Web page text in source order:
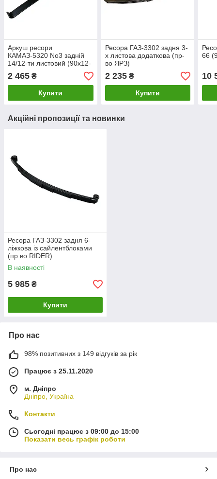
Аркуш ресори
КАМАЗ-5320 No3 задній
14/12-ти листовий (90х12-
1440) (пр.во ЯРЗ)
2 465 ₴
Купити
Ресора ГАЗ-3302 задня 3-
х листова додаткова (пр-
во ЯРЗ)
2 235₴
Купити
66
10
Акційні пропозиції та новинки
Ресора ГАЗ-3302 задня 6-
ліжкова із сайлентблоками
(пр.во RIDER)
В наявності
5 985 ₴
Купити
Про нас
98% позитивних з 149 відгуків за рік
Працює з 25.11.2020
м. Дніпро
Дніпро, Україна
Контакти
Сьогодні працює з 09:00 до 15:00
Показати весь графік роботи
Про нас